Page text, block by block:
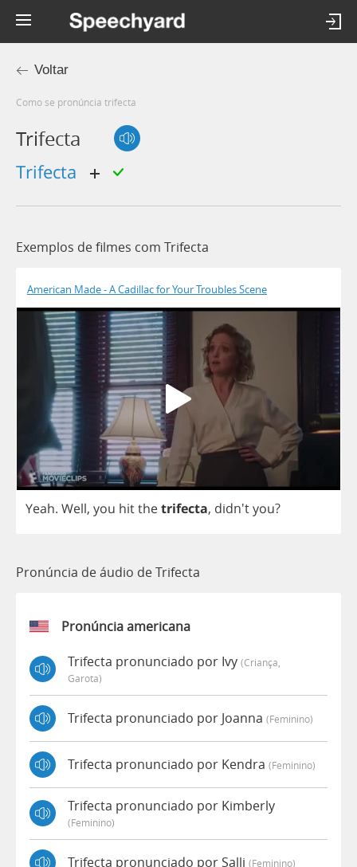
Voltar
Como se pronúncia trifecta
Trifecta
trifecta
Exemplos de filmes com Trifecta
American Made - A Cadillac for Your Troubles Scene
Yeah. Well, you hitthetrifecta, didn'tyou?
Pronúncia de áudio de Trifecta
Pronúncia americana
Trifecta pronunciado por Ivy (criança,
Garota)
Trifecta pronunciado por Joanna (feminino)
Trifecta pronunciado por Kendra (feminino)
Trifecta pronunciado por Kimberly
(feminino)
Trifecta pronunciado por Salli (feminino)